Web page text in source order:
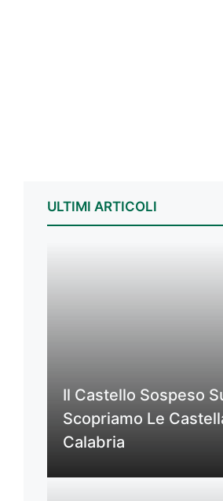
ULTIMI ARTICOLI
Il Castello Sospeso
Scopriamo Le
Calabria